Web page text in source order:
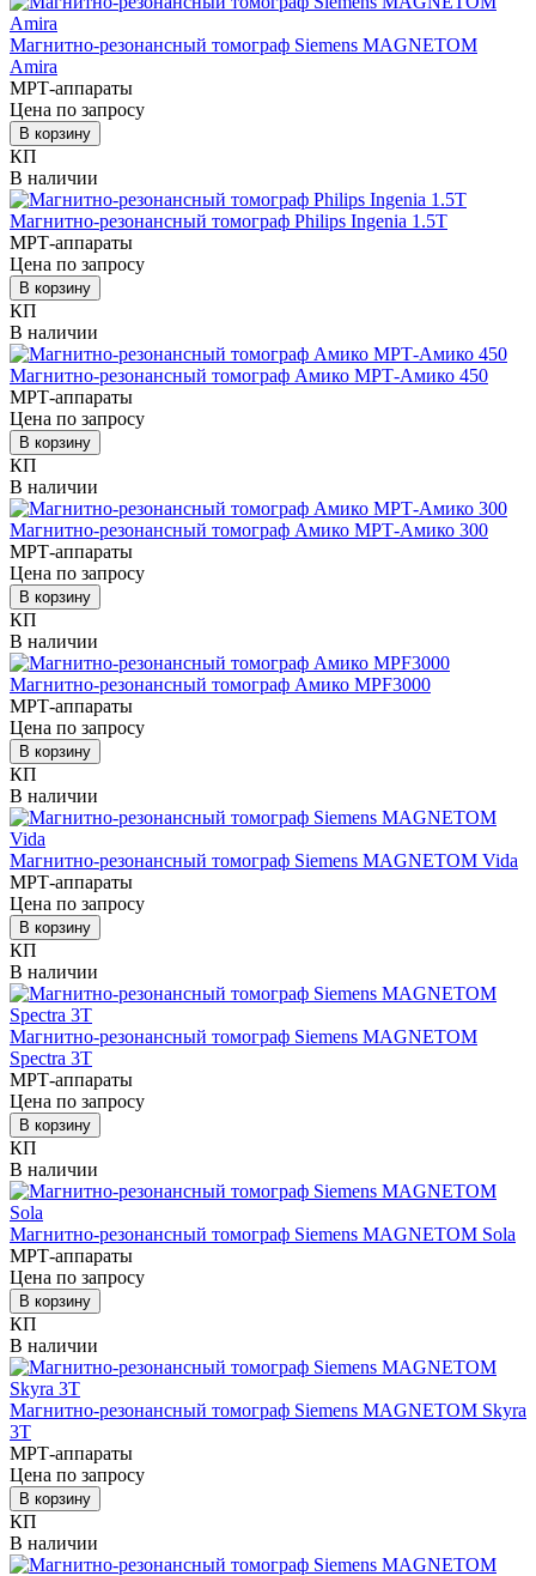
Магнитно-резонансный томограф Siemens MAGNETOM
Amira
МРТ-аппараты
Цена по запросу
В корзину
КП
В наличии
Магнитно-резонансный томограф Philips Ingenia 1.5T
МРТ-аппараты
Цена по запросу
В корзину
КП
В наличии
Магнитно-резонансный томограф Амико МРТ-Амико 450
МРТ-аппараты
Цена по запросу
В корзину
КП
В наличии
Магнитно-резонансный томограф Амико МРТ-Амико 300
МРТ-аппараты
Цена по запросу
В корзину
КП
В наличии
Магнитно-резонансный томограф Амико MPF3000
МРТ-аппараты
Цена по запросу
В корзину
КП
В наличии
Магнитно-резонансный томограф Siemens MAGNETOM Vida
МРТ-аппараты
Цена по запросу
В корзину
КП
В наличии
Магнитно-резонансный томограф Siemens MAGNETOM
Spectra 3T
МРТ-аппараты
Цена по запросу
В корзину
КП
В наличии
Магнитно-резонансный томограф Siemens MAGNETOM Sola
МРТ-аппараты
Цена по запросу
В корзину
КП
В наличии
Магнитно-резонансный томограф Siemens MAGNETOM Skyra
3T
МРТ-аппараты
Цена по запросу
В корзину
КП
В наличии